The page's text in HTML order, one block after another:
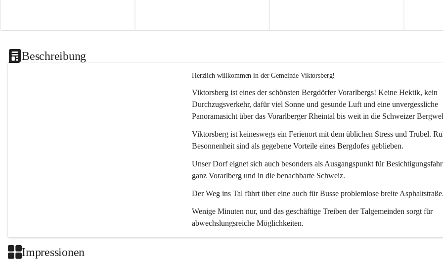
Beschreibung
Herzlich willkommen in der Gemeinde Viktorsberg!
Viktorsberg ist eines der schönsten Bergdörfer Vorarlbergs! Keine Hektik, kein
Durchzugsverkehr, dafür viel Sonne und gesunde Luft und eine unvergessliche
Panoramasicht über das Vorarlberger Rheintal bis weit in die Schweizer
Viktorsberg ist keineswegs ein Ferienort mit dem üblichen Stress und Trubel.
Besonnenheit sind als gegebene Vorteile eines Bergdofes geblieben.
Unser Dorf eignet sich auch besonders als Ausgangspunkt für
ganz Vorarlberg und in die benachbarte Schweiz.
Der Weg ins Tal führt über eine auch für Busse problemlose breite
Wenige Minuten nur, und das geschäftige Treiben der Talgemeinden sorgt für
abwechslungsreiche Möglichkeiten.
Impressionen